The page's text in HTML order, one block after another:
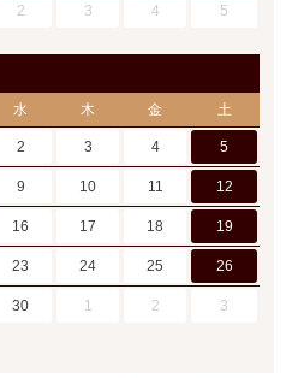
2 3 4 5
水 木 金 土
2 3 4 5
9 10 11 12
16 17 18 19
23 24 25 26
30 1 2 3